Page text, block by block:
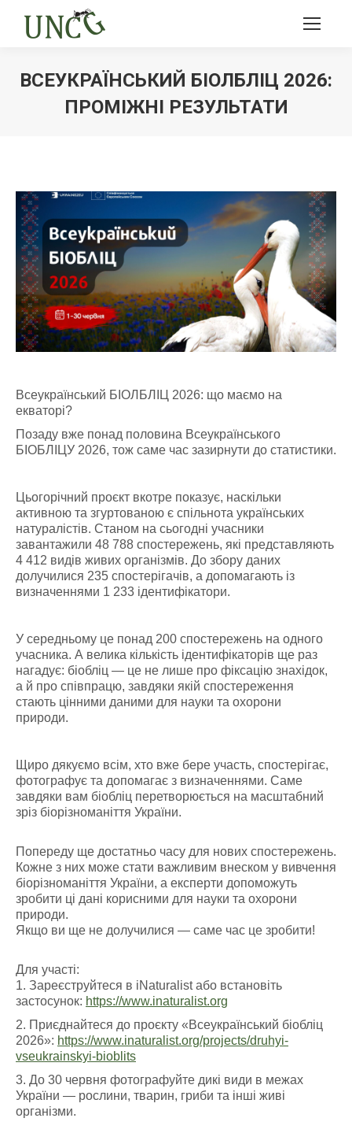
ВСЕУКРАЇНСЬКИЙ БІОЛБЛІЦ 2026:
ПРОМІЖНІ РЕЗУЛЬТАТИ
Всеукраїнський БІОЛБЛІЦ 2026: що маємо на
екваторі?
Позаду вже понад половина Всеукраїнського
БІОБЛІЦУ 2026, тож саме час зазирнути до статистики.
Цьогорічний проєкт вкотре показує, наскільки
активною та згуртованою є спільнота українських
натуралістів. Станом на сьогодні учасники
завантажили 48 788 спостережень, які представляють
4 412 видів живих організмів. До збору даних
долучилися 235 спостерігачів, а допомагають із
визначеннями 1 233 ідентифікатори.
У середньому це понад 200 спостережень на одного
учасника. А велика кількість ідентифікаторів ще раз
нагадує: біобліц — це не лише про фіксацію знахідок,
а й про співпрацю, завдяки якій спостереження
стають цінними даними для науки та охорони
природи.
Щиро дякуємо всім, хто вже бере участь, спостерігає,
фотографує та допомагає з визначеннями. Саме
завдяки вам біобліц перетворюється на масштабний
зріз біорізноманіття України.
Попереду ще достатньо часу для нових спостережень.
Кожне з них може стати важливим внеском у вивчення
біорізноманіття України, а експерти допоможуть
зробити ці дані корисними для науки та охорони
природи.
Якщо ви ще не долучилися — саме час це зробити!
Для участі:
1. Зареєструйтеся в iNaturalist або встановіть
застосунок: https://www.inaturalist.org
2. Приєднайтеся до проєкту «Всеукраїнський біобліц
2026»: https://www.inaturalist.org/projects/druhyi-
vseukrainskyi-bioblits
3. До 30 червня фотографуйте дикі види в межах
України — рослини, тварин, гриби та інші живі
організми.